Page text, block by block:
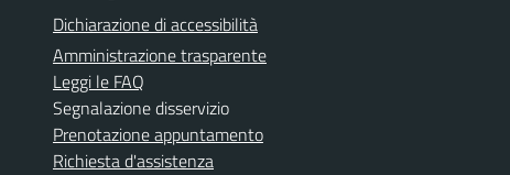
Dichiarazione di accessibilità
Amministrazione trasparente
Leggi le FAQ
Segnalazione disservizio
Prenotazione appuntamento
Richiesta d'assistenza